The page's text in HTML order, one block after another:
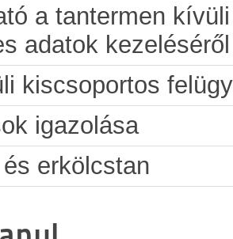
a tantermen
adatok kezeléséről
kiscsoportos
igazolása
erkölcstan